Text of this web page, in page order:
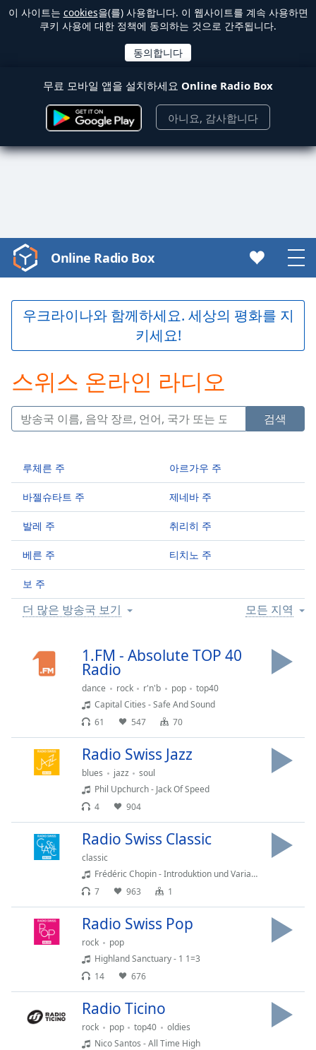
이 사이트는 cookies을(를) 사용합니다. 이 웹사이트를 계속 사용하면
쿠키 사용에 대한 정책에 동의하는 것으로 간주됩니다.
무료 모바일 앱을 설치하세요 Online Radio Box
아니요, 감사합니다
Video
Player
loading.
Play
Backward
Forward
Mute
Duration-:-
Loaded:
0.00%
Stream
LIVE
currently
behind
LIVE
Remaining
Chapters
Chapters
descriptions
off,
selected
subtitles
settings
opens
off,
selected
Online Radio Box
우크라이나와 함께하세요. 세상의 평화를 지
키세요!
스위스 온라인 라디오
검색
루체른 주
바젤슈타트 주
발레 주
베른 주
보 주
아르가우 주
제네바 주
취리히 주
티치노 주
더 많은 방송국 보기 모든 지역
1.FM - Absolute TOP 40
Radio
dance rock r'n'b pop
top40
Capital Cities - Safe And Sound
61
547 70
Radio Swiss Jazz
blues jazz
soul
Phil Upchurch - Jack Of Speed
4
904
Radio Swiss Classic
classic
Frédéric Chopin - Introduktion und Variationen über Steh' auf, o du Schweizer Bub
7
963 1
Radio Swiss Pop
rock
pop
Highland Sanctuary - 1 1=3
14
676
Radio Ticino
rock pop top40
oldies
Nico Santos - All Time High